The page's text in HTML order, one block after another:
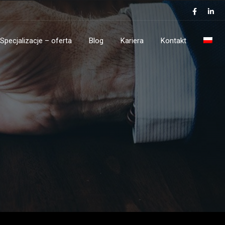
Specjalizacje – oferta Blog Kariera Kontakt